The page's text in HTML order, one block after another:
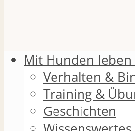
Mit Hunden leben
Verhalten &
Training &
Geschichten